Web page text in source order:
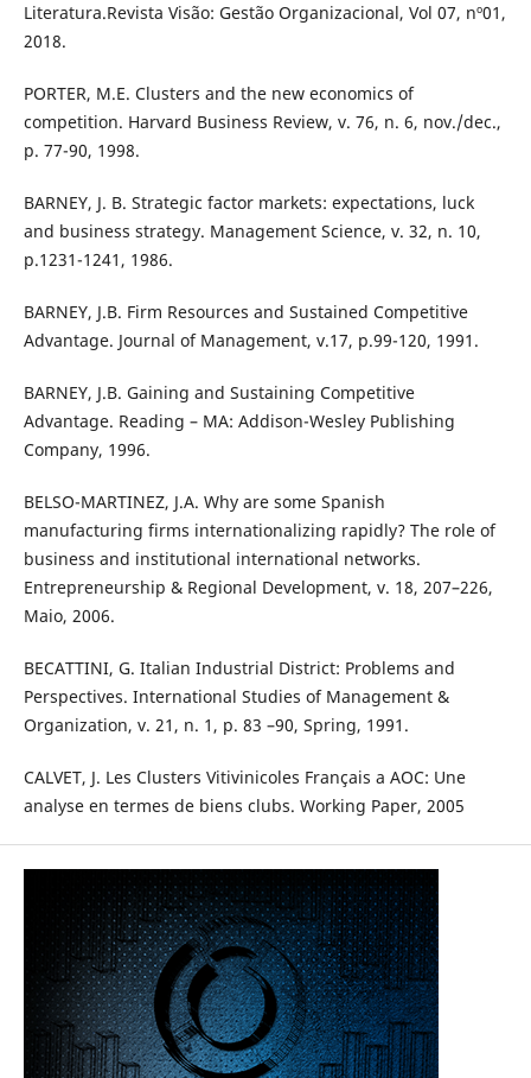
Literatura.Revista Visão: Gestão Organizacional, Vol 07, nº01,
2018.
PORTER, M.E. Clusters and the new economics of
competition. Harvard Business Review, v. 76, n. 6, nov./dec.,
p. 77-90, 1998.
BARNEY, J. B. Strategic factor markets: expectations, luck
and business strategy. Management Science, v. 32, n. 10,
p.1231-1241, 1986.
BARNEY, J.B. Firm Resources and Sustained Competitive
Advantage. Journal of Management, v.17, p.99-120, 1991.
BARNEY, J.B. Gaining and Sustaining Competitive
Advantage. Reading – MA: Addison-Wesley Publishing
Company, 1996.
BELSO-MARTINEZ, J.A. Why are some Spanish
manufacturing firms internationalizing rapidly? The role of
business and institutional international networks.
Entrepreneurship & Regional Development, v. 18, 207–226,
Maio, 2006.
BECATTINI, G. Italian Industrial District: Problems and
Perspectives. International Studies of Management &
Organization, v. 21, n. 1, p. 83 –90, Spring, 1991.
CALVET, J. Les Clusters Vitivinicoles Français a AOC: Une
analyse en termes de biens clubs. Working Paper, 2005